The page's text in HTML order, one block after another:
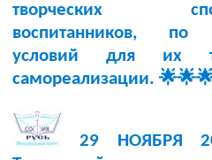
творческих
воспитанников, по
условий для их
самореализации.
29 НОЯБРЯ